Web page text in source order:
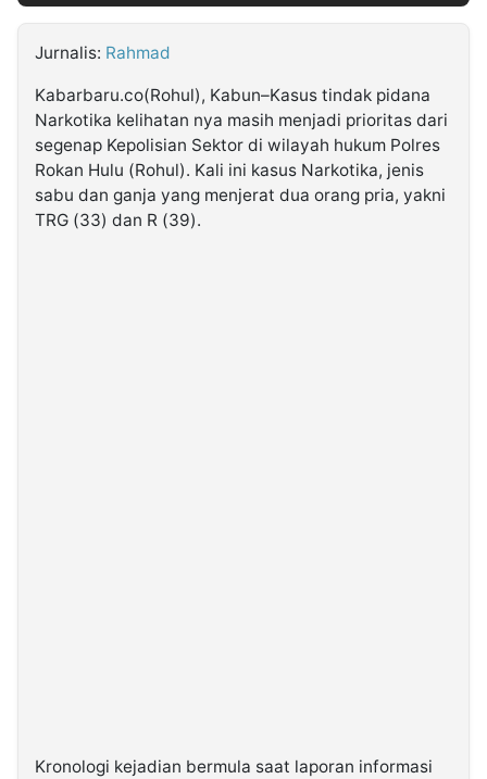
2026
Kabarbaru
Holding
Jurnalis: Rahmad
Kabarbaru.co(Rohul), Kabun–Kasus tindak pidana
Narkotika kelihatan nya masih menjadi prioritas dari
segenap Kepolisian Sektor di wilayah hukum Polres
Rokan Hulu (Rohul). Kali ini kasus Narkotika, jenis
sabu dan ganja yang menjerat dua orang pria, yakni
TRG (33) dan R (39).
Kronologi kejadian bermula saat laporan informasi